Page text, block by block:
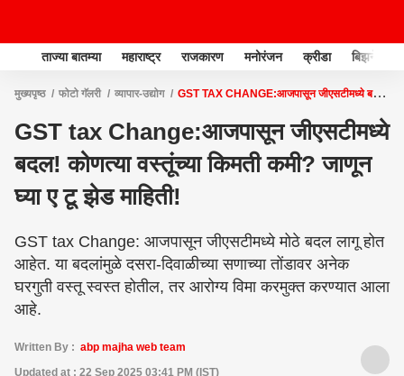
ताज्या बातम्या महाराष्ट्र राजकारण मनोरंजन क्रीडा बिझनेस
मुख्यपृष्ठ फोटो गॅलरी व्यापार-उद्योग
GST TAX CHANGE:आजपासून जीएसटीमध्ये बदल!
GST tax Change:आजपासून जीएसटीमध्ये
बदल! कोणत्या वस्तूंच्या किमती कमी? जाणून
घ्या ए टू झेड माहिती!
GST tax Change: आजपासून जीएसटीमध्ये मोठे बदल लागू होत
आहेत. या बदलांमुळे दसरा-दिवाळीच्या सणाच्या तोंडावर अनेक
घरगुती वस्तू स्वस्त होतील, तर आरोग्य विमा करमुक्त करण्यात आला
आहे.
Written By : abp majha web team
Updated at : 22 Sep 2025 03:41 PM (IST)